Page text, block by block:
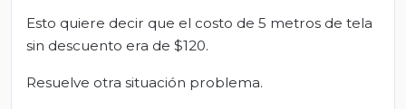
Esto quiere decir que el costo de 5 metros de tela
sin descuento era de $120.
Resuelve otra situación problema.